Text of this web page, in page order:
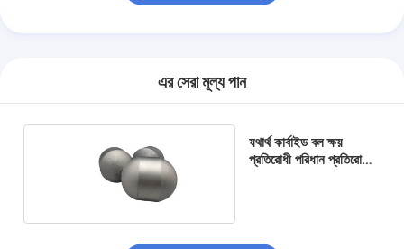
এর সেরা মূল্য পান
যথার্থ কার্বাইড বল ক্ষয়
প্রতিরোধী পরিধান প্রতিরোধী